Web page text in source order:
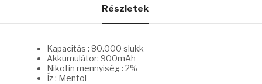
Részletek
Kapacitás : 80.000 slukk
Akkumulátor: 900mAh
Nikotin mennyiség : 2%
Íz : Mentol